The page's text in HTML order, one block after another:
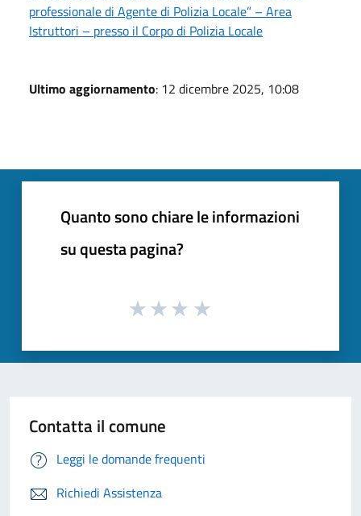
professionale di Agente di Polizia Locale” – Area
Istruttori – presso il Corpo di Polizia Locale
Ultimo aggiornamento: 12 dicembre 2025, 10:08
Quanto sono chiare le informazioni
su questa pagina?
Contatta il comune
Leggi le domande frequenti
Richiedi Assistenza